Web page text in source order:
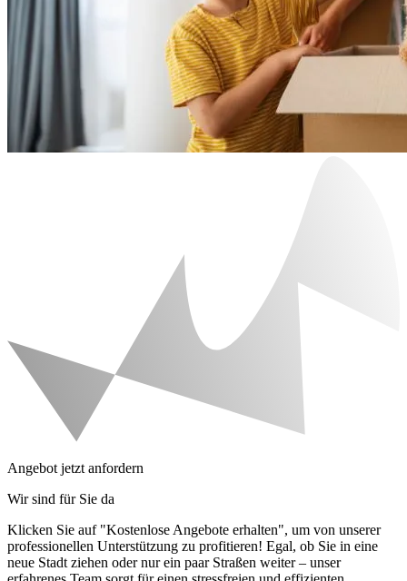
Angebot jetzt anfordern
Wir sind für Sie da
Klicken Sie auf "Kostenlose Angebote erhalten", um von unserer
professionellen Unterstützung zu profitieren! Egal, ob Sie in eine
neue Stadt ziehen oder nur ein paar Straßen weiter – unser